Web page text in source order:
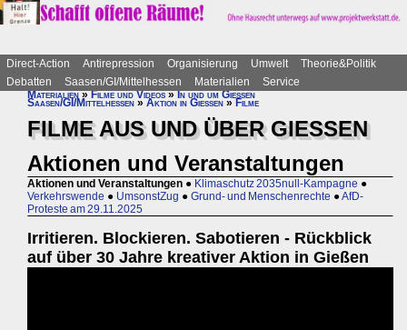
Direct-Action Antirepression Organisierung Umwelt
Theorie&Politik
Debatten
Saasen/GI/Mittelhessen Materialien
Service
Materialien»Filme und Videos»In und um Gießen
Saasen/GI/Mittelhessen » Aktion in Gießen » Filme
FILME AUS UND ÜBER GIESSEN
Aktionen und Veranstaltungen
Aktionen und Veranstaltungen ● Klimaschutz 2035null-Kampagne ●
Verkehrswende ● UmsonstZug ● Grund- und Menschenrechte ●AfD-
Proteste am 29.11.2025
Irritieren. Blockieren. Sabotieren - Rückblick
auf über 30 Jahre kreativer Aktion in Gießen